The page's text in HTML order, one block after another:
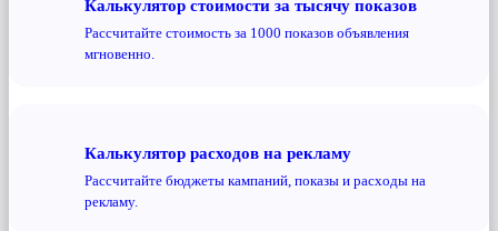
Калькулятор стоимости за тысячу показов
Рассчитайте стоимость за 1000 показов объявления
мгновенно.
Калькулятор расходов на рекламу
Рассчитайте бюджеты кампаний, показы и расходы на
рекламу.